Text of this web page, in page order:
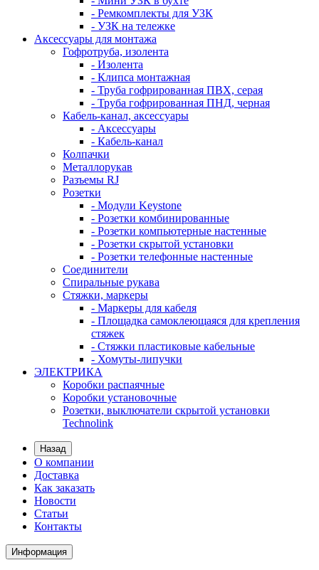
- Ремкомплекты для УЗК
- УЗК на тележке
Аксессуары для монтажа
Гофротруба, изолента
- Изолента
- Клипса монтажная
- Труба гофрированная ПВХ, серая
- Труба гофрированная ПНД, черная
Кабель-канал, аксессуары
- Аксессуары
- Кабель-канал
Колпачки
Металлорукав
Разъемы RJ
Розетки
- Модули Keystone
- Розетки комбинированные
- Розетки компьютерные настенные
- Розетки скрытой установки
- Розетки телефонные настенные
Соединители
Спиральные рукава
Стяжки, маркеры
- Маркеры для кабеля
- Площадка самоклеющаяся для крепления
стяжек
- Стяжки пластиковые кабельные
- Хомуты-липучки
ЭЛЕКТРИКА
Коробки распаячные
Коробки установочные
Розетки, выключатели скрытой установки
Technolink
Назад
О компании
Доставка
Как заказать
Новости
Статьи
Контакты
Информация